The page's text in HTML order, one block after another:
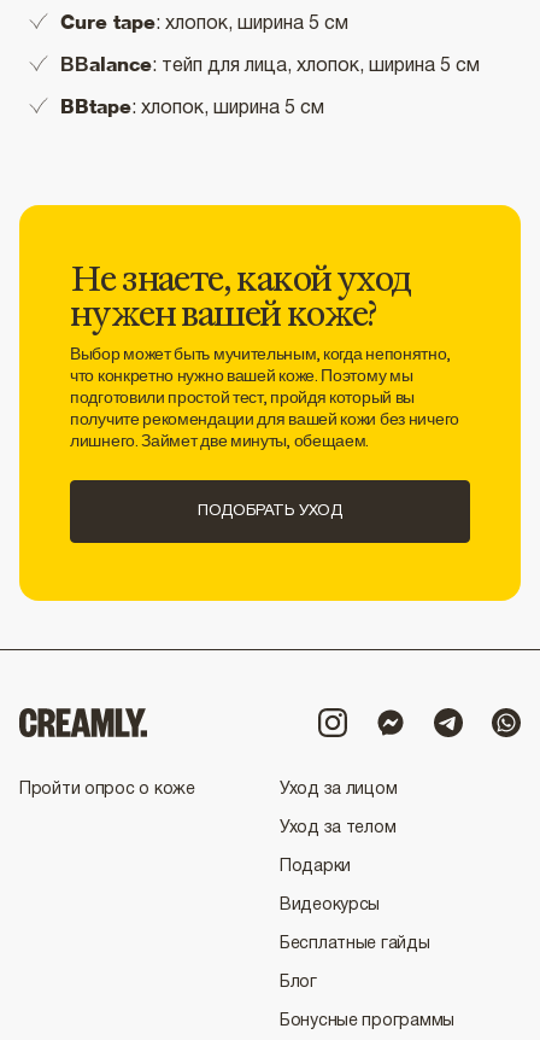
Cure tape: хлопок, ширина 5 см
ВВalance: тейп для лица, хлопок, ширина 5 см
BBtape: хлопок, ширина 5 см
Не знаете, какой уход
нужен вашей коже?
Выбор может быть мучительным, когда непонятно,
что конкретно нужно вашей коже. Поэтому мы
подготовили простой тест, пройдя который вы
получите рекомендации для вашей кожи без ничего
лишнего. Займет две минуты, обещаем.
ПОДОБРАТЬ УХОД
Пройти опрос о коже Уход за лицом
Уход за телом
Подарки
Видеокурсы
Бесплатные гайды
Блог
Бонусные программы